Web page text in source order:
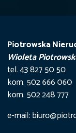
Piotrowska
Wioleta
tel. 43 827 50 50
kom. 502 666 060
kom. 502 248 777
e-mail: